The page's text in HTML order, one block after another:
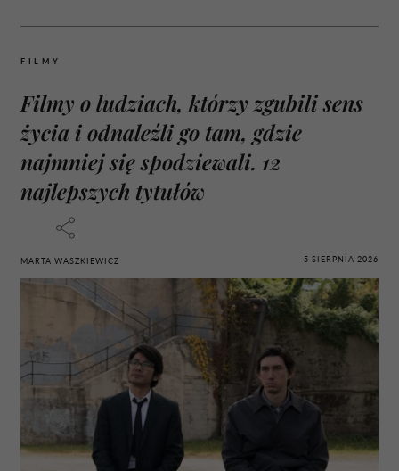
FILMY
Filmy o ludziach, którzy zgubili sens
życia i odnaleźli go tam, gdzie
najmniej się spodziewali. 12
najlepszych tytułów
MARTA WASZKIEWICZ 5 SIERPNIA 2026